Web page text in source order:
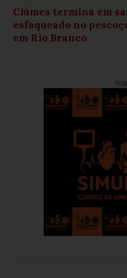
Ciúmes termina em
esfaqueado no
em Rio Branco